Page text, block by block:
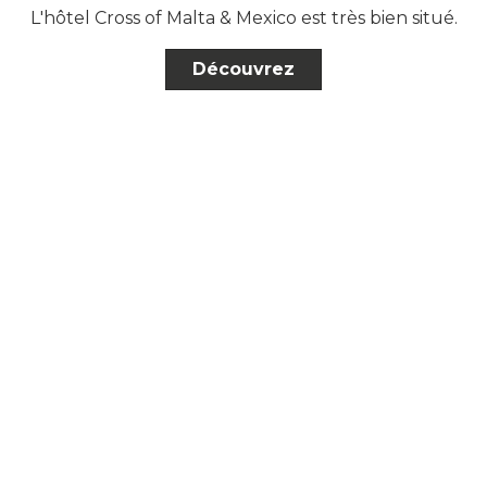
L'hôtel Cross of Malta & Mexico est très bien situé.
Découvrez